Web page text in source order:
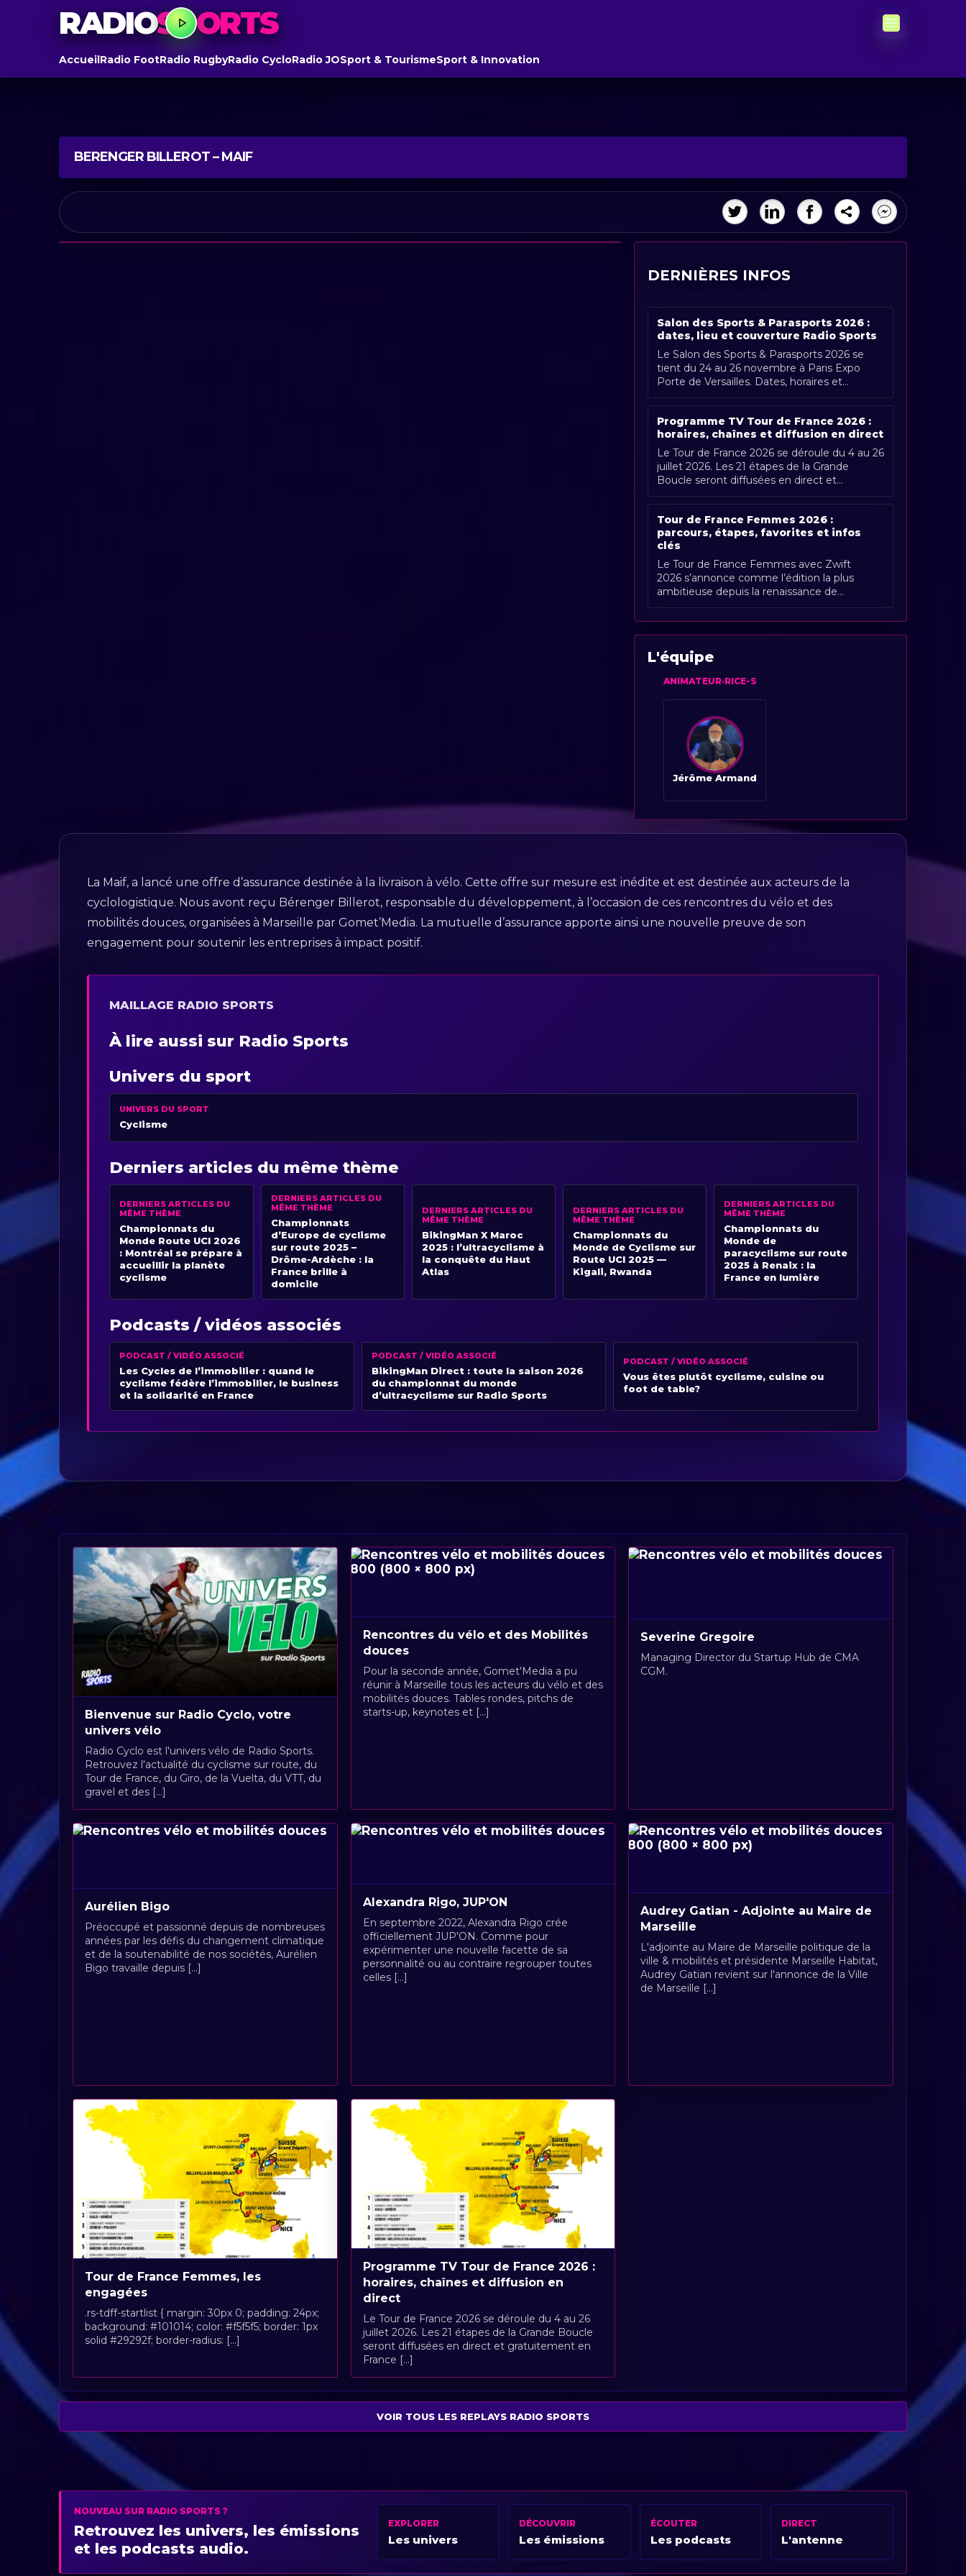
RADIOSPORTS
AccueilRadio FootRadio RugbyRadio CycloRadio JOSport & TourismeSport & Innovation
BERENGER BILLEROT – MAIF
DERNIÈRES INFOS
Salon des Sports & Parasports 2026 :
dates, lieu et couverture Radio Sports
Le Salon des Sports & Parasports 2026 se
tient du 24 au 26 novembre à Paris Expo
Porte de Versailles. Dates, horaires et
couverture Radio Sports.
Programme TV Tour de France 2026 :
horaires, chaînes et diffusion en direct
Le Tour de France 2026 se déroule du 4 au 26
juillet 2026. Les 21 étapes de la Grande
Boucle seront diffusées en direct et
gratuitement en France par France [...]
Tour de France Femmes 2026 :
parcours, étapes, favorites et infos
clés
Le Tour de France Femmes avec Zwift
2026 s’annonce comme l’édition la plus
ambitieuse depuis la renaissance de
l’épreuve. Organisée du 1er au 9 août 2026,
[...]
L'équipe
ANIMATEUR·RICE-S
Jérôme Armand
La Maif, a lancé une offre d’assurance destinée à la livraison à vélo. Cette offre sur mesure est inédite et est destinée aux acteurs de la
cyclologistique. Nous avont reçu Bérenger Billerot, responsable du développement, à l’occasion de ces rencontres du vélo et des
mobilités douces, organisées à Marseille par Gomet’Media. La mutuelle d’assurance apporte ainsi une nouvelle preuve de son
engagement pour soutenir les entreprises à impact positif.
MAILLAGE RADIO SPORTS
À lire aussi sur Radio Sports
Univers du sport
UNIVERS DU SPORT
Cyclisme
Derniers articles du même thème
DERNIERS ARTICLES DU
MÊME THÈME
Championnats du
Monde Route UCI 2026
: Montréal se prépare à
accueillir la planète
cyclisme
DERNIERS ARTICLES DU
MÊME THÈME
Championnats
d’Europe de cyclisme
sur route 2025 –
Drôme-Ardèche : la
France brille à
domicile
DERNIERS ARTICLES DU
MÊME THÈME
BikingMan X Maroc
2025 : l’ultracyclisme à
la conquête du Haut
Atlas
DERNIERS ARTICLES DU
MÊME THÈME
Championnats du
Monde de Cyclisme sur
Route UCI 2025 —
Kigali, Rwanda
DERNIERS ARTICLES DU
MÊME THÈME
Championnats du
Monde de
paracyclisme sur route
2025 à Renaix : la
France en lumière
Podcasts / vidéos associés
PODCAST / VIDÉO ASSOCIÉ
Les Cycles de l’immobilier : quand le
cyclisme fédère l’immobilier, le business
et la solidarité en France
PODCAST / VIDÉO ASSOCIÉ
BikingMan Direct : toute la saison 2026
du championnat du monde
d’ultracyclisme sur Radio Sports
PODCAST / VIDÉO ASSOCIÉ
Vous êtes plutôt cyclisme, cuisine ou
foot de table?
Bienvenue sur Radio Cyclo, votre
univers vélo
Radio Cyclo est l'univers vélo de Radio Sports.
Retrouvez l'actualité du cyclisme sur route, du
Tour de France, du Giro, de la Vuelta, du VTT, du
gravel et des [...]
Rencontres du vélo et des Mobilités
douces
Pour la seconde année, Gomet'Media a pu
réunir à Marseille tous les acteurs du vélo et des
mobilités douces. Tables rondes, pitchs de
starts-up, keynotes et [...]
Severine Gregoire
Managing Director du Startup Hub de CMA
CGM.
Aurélien Bigo
Préoccupé et passionné depuis de nombreuses
années par les défis du changement climatique
et de la soutenabilité de nos sociétés, Aurélien
Bigo travaille depuis [...]
Alexandra Rigo, JUP'ON
En septembre 2022, Alexandra Rigo crée
officiellement JUP'ON. Comme pour
expérimenter une nouvelle facette de sa
personnalité ou au contraire regrouper toutes
celles [...]
Audrey Gatian - Adjointe au Maire de
Marseille
L'adjointe au Maire de Marseille politique de la
ville & mobilités et présidente Marseille Habitat,
Audrey Gatian revient sur l'annonce de la Ville
de Marseille [...]
Tour de France Femmes, les
engagées
.rs-tdff-startlist { margin: 30px 0; padding: 24px;
background: #101014; color: #f5f5f5; border: 1px
solid #29292f; border-radius: [...]
Programme TV Tour de France 2026 :
horaires, chaînes et diffusion en
direct
Le Tour de France 2026 se déroule du 4 au 26
juillet 2026. Les 21 étapes de la Grande Boucle
seront diffusées en direct et gratuitement en
France [...]
VOIR TOUS LES REPLAYS RADIO SPORTS
NOUVEAU SUR RADIO SPORTS ?
Retrouvez les univers, les émissions
et les podcasts audio.
EXPLORER
Les univers
DÉCOUVRIR
Les émissions
ÉCOUTER
Les podcasts
DIRECT
L'antenne